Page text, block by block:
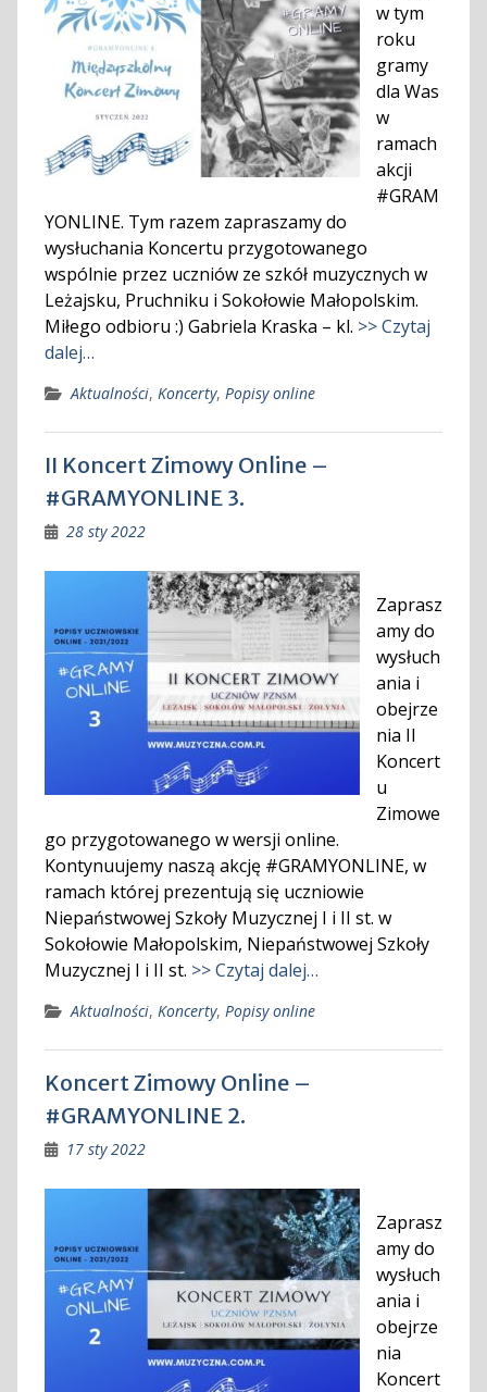
w tym
roku
gramy
dla Was
w
ramach
akcji
#GRAM
YONLINE. Tym razem zapraszamy do
wysłuchania Koncertu przygotowanego
wspólnie przez uczniów ze szkół muzycznych w
Leżajsku, Pruchniku i Sokołowie Małopolskim.
Miłego odbioru :) Gabriela Kraska – kl. >> Czytaj
dalej…
Aktualności, Koncerty, Popisy online
II Koncert Zimowy Online –
#GRAMYONLINE 3.
28 sty 2022
Zaprasz
amy do
wysłuch
ania i
obejrze
nia II
Koncert
u
Zimowe
go przygotowanego w wersji online.
Kontynuujemy naszą akcję #GRAMYONLINE, w
ramach której prezentują się uczniowie
Niepaństwowej Szkoły Muzycznej I i II st. w
Sokołowie Małopolskim, Niepaństwowej Szkoły
Muzycznej I i II st. >> Czytaj dalej…
Aktualności, Koncerty, Popisy online
Koncert Zimowy Online –
#GRAMYONLINE 2.
17 sty 2022
Zaprasz
amy do
wysłuch
ania i
obejrze
nia
Koncert